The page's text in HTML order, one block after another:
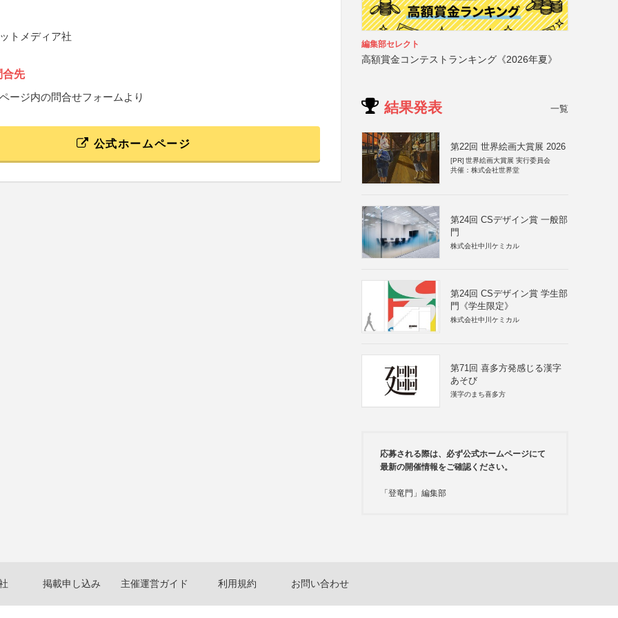
トメディア社
合先
ージ内の問合せフォームより
公式ホームページ
編集部セレクト
高額賞金コンテストランキング《2026年夏》
結果発表 一覧
第22回 世界絵画大賞展 2026
[PR] 世界絵画大賞展 実行委員会
共催：株式会社世界堂
第24回 CSデザイン賞 一般部
門
株式会社中川ケミカル
第24回 CSデザイン賞 学生部
門《学生限定》
株式会社中川ケミカル
第71回 喜多方発感じる漢字
あそび
漢字のまち喜多方
応募される際は、必ず公式ホームページにて
最新の開催情報をご確認ください。
「登竜門」編集部
掲載申し込み 主催運営ガイド 利用規約 お問い合わせ